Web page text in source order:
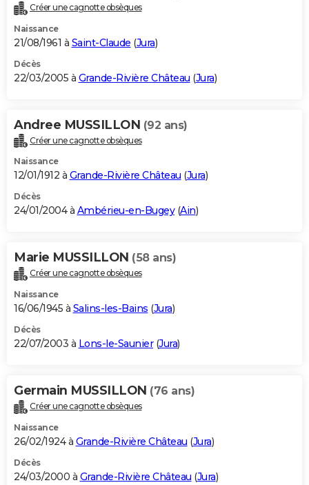
Créer une cagnotte obsèques
Naissance
21/08/1961 à Saint-Claude (Jura)
Décès
22/03/2005 à Grande-Rivière Château (Jura)
Andree MUSSILLON (92 ans)
Créer une cagnotte obsèques
Naissance
12/01/1912 à Grande-Rivière Château (Jura)
Décès
24/01/2004 à Ambérieu-en-Bugey(Ain)
Marie MUSSILLON (58 ans)
Créer une cagnotte obsèques
Naissance
16/06/1945 à Salins-les-Bains (Jura)
Décès
22/07/2003 à Lons-le-Saunier(Jura)
Germain MUSSILLON (76 ans)
Créer une cagnotte obsèques
Naissance
26/02/1924 à Grande-Rivière Château (Jura)
Décès
24/03/2000 à Grande-Rivière Château (Jura)